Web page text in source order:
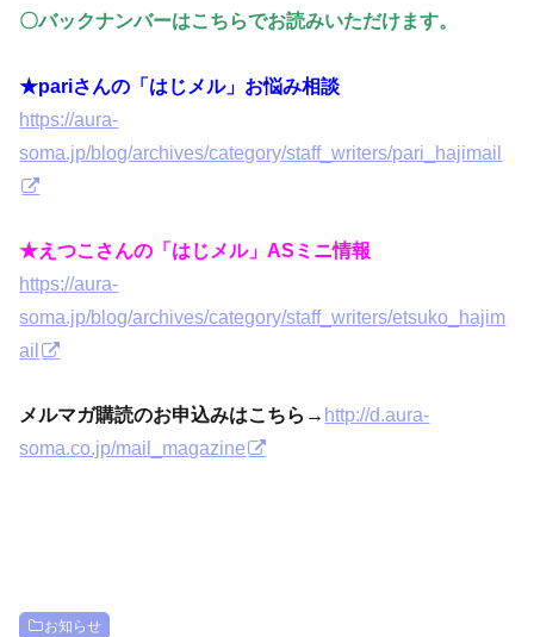
〇バックナンバーはこちらでお読みいただけます。
★pariさんの「はじメル」お悩み相談
https://aura-
soma.jp/blog/archives/category/staff_writers/pari_hajimail
★えつこさんの「はじメル」ASミニ情報
https://aura-
soma.jp/blog/archives/category/staff_writers/etsuko_hajim
ail
メルマガ購読のお申込みはこちら→ http://d.aura-
soma.co.jp/mail_magazine
お知らせ